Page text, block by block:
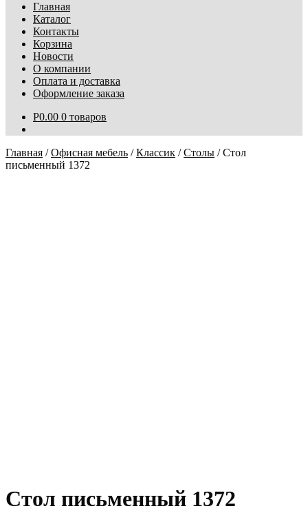
Главная
Каталог
Контакты
Корзина
Новости
О компании
Оплата и доставка
Оформление заказа
Р0.00 0 товаров
Главная /Офисная мебель /Классик /Столы /Стол
письменный 1372
Стол письменный 1372